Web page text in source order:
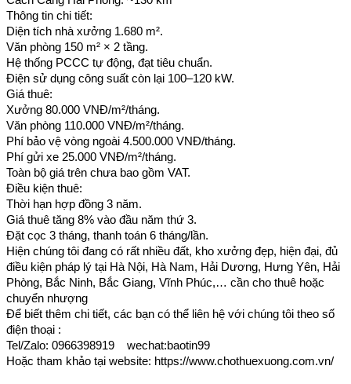
Thông tin chi tiết:
Diện tích nhà xưởng 1.680 m².
Văn phòng 150 m² × 2 tầng.
Hệ thống PCCC tự động, đạt tiêu chuẩn.
Điện sử dụng công suất còn lại 100–120 kW.
Giá thuê:
Xưởng 80.000 VNĐ/m²/tháng.
Văn phòng 110.000 VNĐ/m²/tháng.
Phí bảo vệ vòng ngoài 4.500.000 VNĐ/tháng.
Phí gửi xe 25.000 VNĐ/m²/tháng.
Toàn bộ giá trên chưa bao gồm VAT.
Điều kiện thuê:
Thời hạn hợp đồng 3 năm.
Giá thuê tăng 8% vào đầu năm thứ 3.
Đặt cọc 3 tháng, thanh toán 6 tháng/lần.
Hiện chúng tôi đang có rất nhiều đất, kho xưởng đẹp, hiện đại, đủ
điều kiện pháp lý tại Hà Nội, Hà Nam, Hải Dương, Hưng Yên, Hải
Phòng, Bắc Ninh, Bắc Giang, Vĩnh Phúc,… cần cho thuê hoặc
chuyển nhượng
Để biết thêm chi tiết, các bạn có thể liên hệ với chúng tôi theo số
điện thoại :
Tel/Zalo: 0966398919 wechat:baotin99
Hoặc tham khảo tại website: https://www.chothuexuong.com.vn/